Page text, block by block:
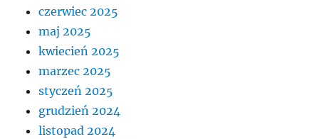
czerwiec 2025
maj 2025
kwiecień 2025
marzec 2025
styczeń 2025
grudzień 2024
listopad 2024